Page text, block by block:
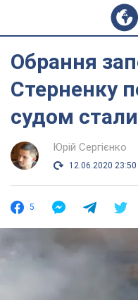
Обрання
Стерненку
судом
Юрій Сергієнко
12.06.2020 23:50
5